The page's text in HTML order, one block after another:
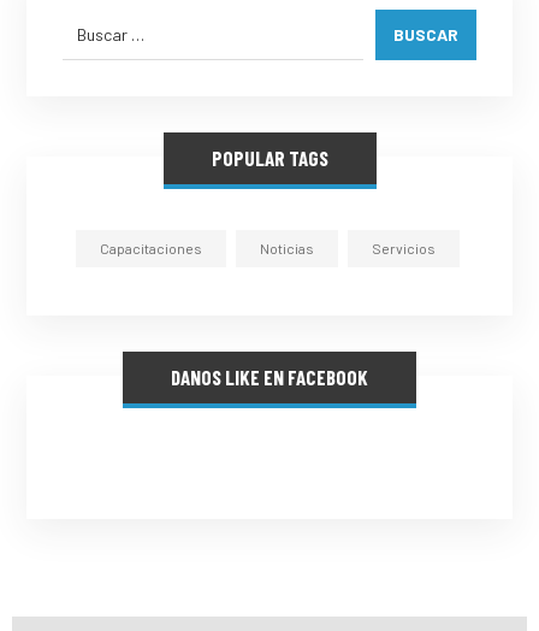
BUSCAR
POPULAR TAGS
Capacitaciones Noticias Servicios
DANOS LIKE EN FACEBOOK